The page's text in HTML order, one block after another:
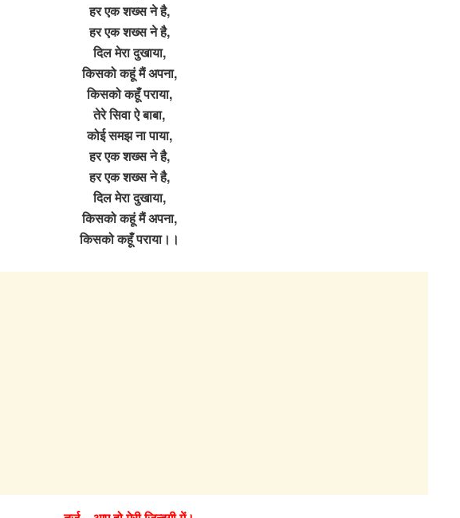
हर एक शख्स ने है,
हर एक शख्स ने है,
दिल मेरा दुखाया,
किसको कहूं मैं अपना,
किसको कहूँ पराया,
तेरे सिवा ऐ बाबा,
कोई समझ ना पाया,
हर एक शख्स ने है,
हर एक शख्स ने है,
दिल मेरा दुखाया,
किसको कहूं मैं अपना,
किसको कहूँ पराया।।